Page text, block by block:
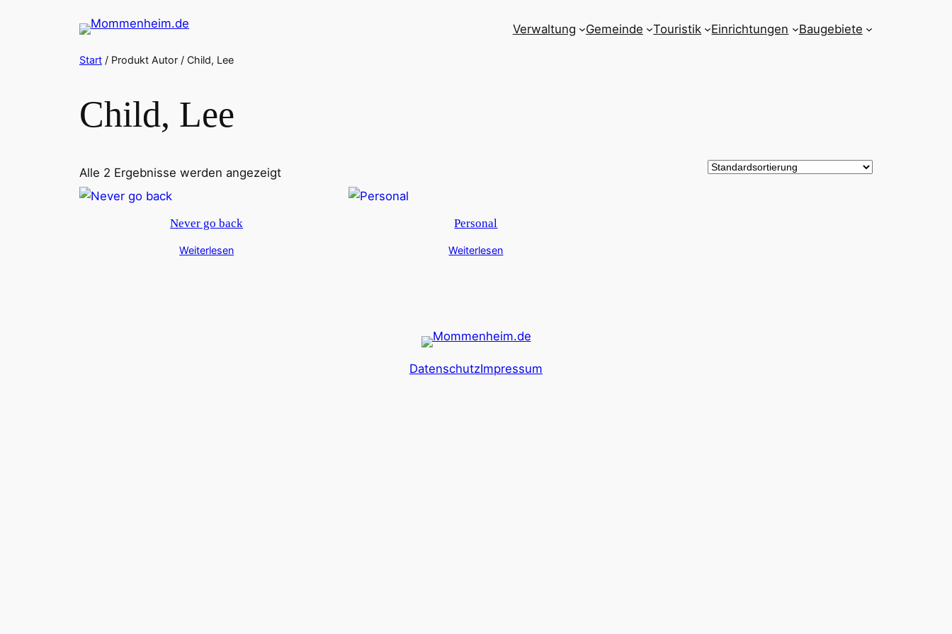
Verwaltung Gemeinde Touristik Einrichtungen Baugebiete
Start / Produkt Autor / Child, Lee
Child, Lee
Alle 2 Ergebnisse werden angezeigt
Never go back
Weiterlesen
Personal
Weiterlesen
DatenschutzImpressum